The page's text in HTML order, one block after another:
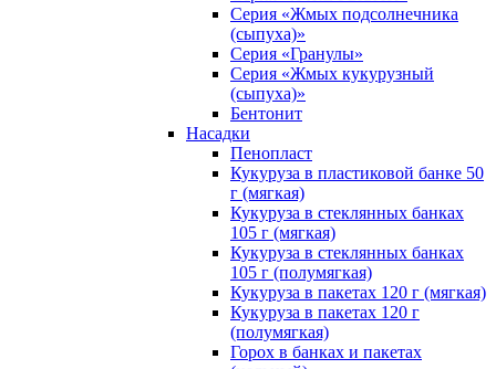
Серия «Жмых подсолнечника
(сыпуха)»
Cерия «Гранулы»
Серия «Жмых кукурузный
(сыпуха)»
Бентонит
Насадки
Пенопласт
Кукуруза в пластиковой банке 50
г (мягкая)
Кукуруза в стеклянных банках
105 г (мягкая)
Кукуруза в стеклянных банках
105 г (полумягкая)
Кукуруза в пакетах 120 г (мягкая)
Кукуруза в пакетах 120 г
(полумягкая)
Горох в банках и пакетах